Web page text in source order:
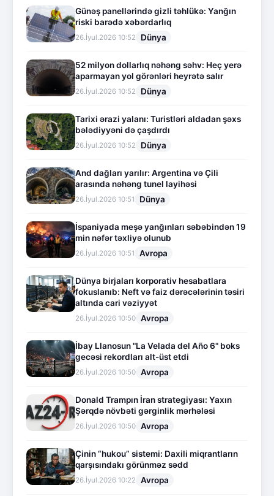
Günəş panellərində gizli təhlükə: Yanğın
riski barədə xəbərdarlıq
26.İyul.2026 10:52 Dünya
52 milyon dollarlıq nəhəng səhv: Heç yerə
aparmayan yol görənləri heyrətə salır
26.İyul.2026 10:52 Dünya
Tarixi ərazi yalanı: Turistləri aldadan şəxs
bələdiyyəni də çaşdırdı
26.İyul.2026 10:52 Dünya
And dağları yarılır: Argentina və Çili
arasında nəhəng tunel layihəsi
26.İyul.2026 10:51 Dünya
İspaniyada meşə yanğınları səbəbindən 19
min nəfər təxliyə olunub
26.İyul.2026 10:51 Avropa
Dünya birjaları korporativ hesabatlara
fokuslanıb: Neft və faiz dərəcələrinin təsiri
altında cari vəziyyət
26.İyul.2026 10:50 Avropa
İbay Llanosun "La Velada del Año 6" boks
gecəsi rekordları alt-üst etdi
26.İyul.2026 10:50 Avropa
Donald Trampın İran strategiyası: Yaxın
Şərqdə növbəti gərginlik mərhələsi
26.İyul.2026 10:50 Avropa
Çinin “hukou” sistemi: Daxili miqrantların
qarşısındakı görünməz sədd
26.İyul.2026 10:22 Avropa